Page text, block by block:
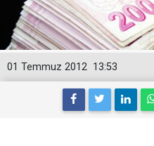
13:53
01 Temmuz 2012